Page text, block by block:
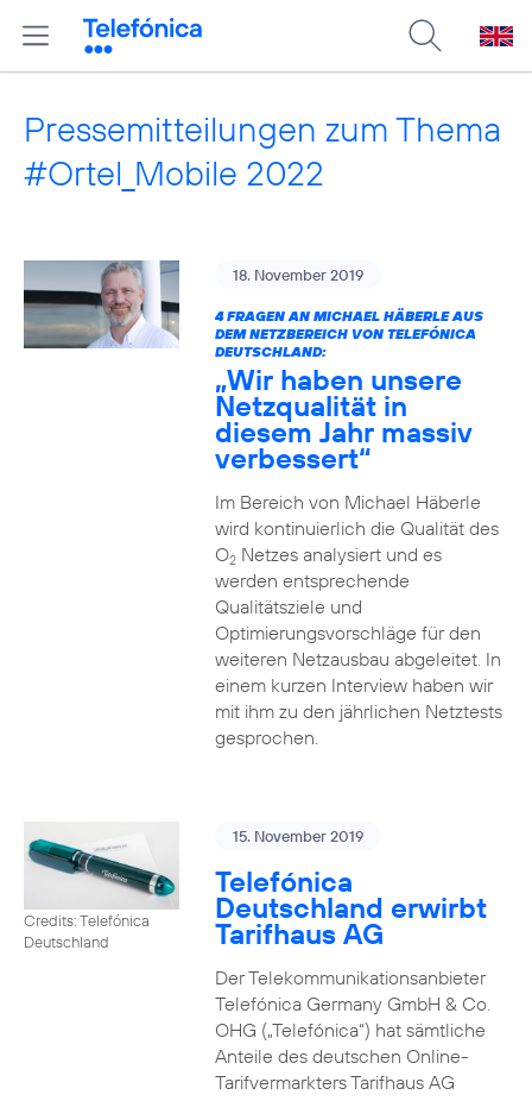
Pressemitteilungen zum Thema
#Ortel_Mobile 2022
18. November 2019
4 FRAGEN AN MICHAEL HÄBERLE AUS
DEM NETZBEREICH VON TELEFÓNICA
DEUTSCHLAND:
„Wir haben unsere
Netzqualität in
diesem Jahr massiv
verbessert“
Im Bereich von Michael Häberle
wird kontinuierlich die Qualität des
O2Netzes analysiert und es
werden entsprechende
Qualitätsziele und
Optimierungsvorschläge für den
weiteren Netzausbau abgeleitet. In
einem kurzen Interview haben wir
mit ihm zu den jährlichen Netztests
gesprochen.
Credits: Telefónica
Deutschland
15. November 2019
Telefónica
Deutschland erwirbt
Tarifhaus AG
Der Telekommunikationsanbieter
Telefónica Germany GmbH & Co.
OHG („Telefónica“) hat sämtliche
Anteile des deutschen Online-
Tarifvermarkters Tarifhaus AG